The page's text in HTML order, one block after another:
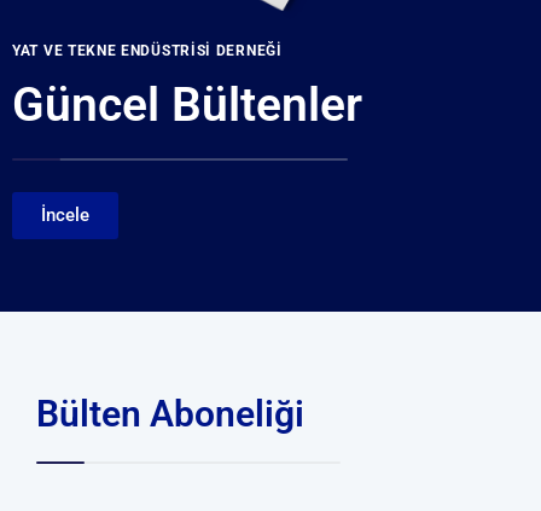
YAT VE TEKNE ENDÜSTRISI DERNEĞI
Güncel Bültenler
İncele
Bülten Aboneliği